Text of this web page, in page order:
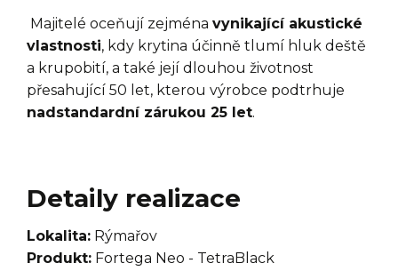
Majitelé oceňují zejména vynikající akustické
vlastnosti, kdy krytina účinně tlumí hluk deště
a krupobití, a také její dlouhou životnost
přesahující 50 let, kterou výrobce podtrhuje
nadstandardní zárukou 25 let.
Detaily realizace
Lokalita: Rýmařov
Produkt: Fortega Neo - TetraBlack